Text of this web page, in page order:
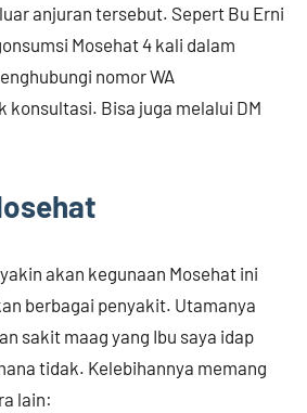
anjuran tersebut. Sepert Bu Erni
Mosehat 4 kali dalam
nomor WA
konsultasi. Bisa juga melalui DM
akan kegunaan Mosehat ini
berbagai penyakit. Utamanya
sakit maag yang Ibu saya idap
tidak. Kelebihannya memang
lain: